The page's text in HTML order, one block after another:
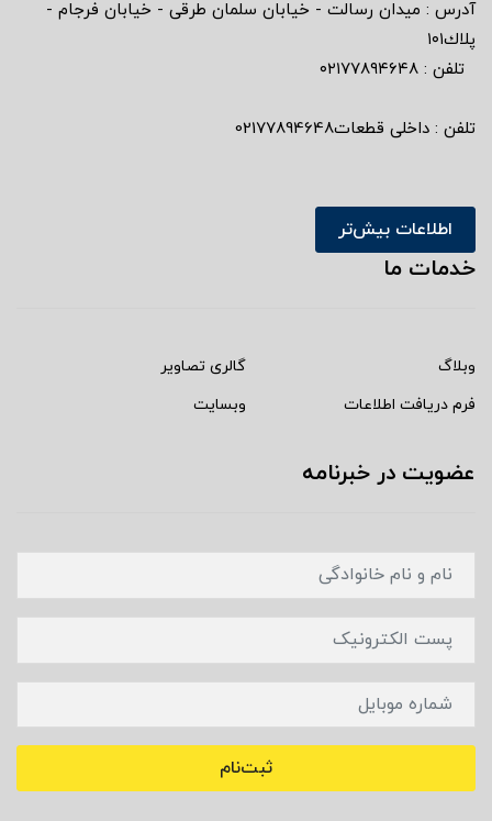
آدرس : ميدان رسالت - خيابان سلمان طرقى - خيابان فرجام -
پلاك١٠١
تلفن : ٠٢١٧٧٨٩٤٦٤٨
تلفن : داخلی قطعات02177894648
اطلاعات بیش‌تر
خدمات ما
وبلاگ
گالری تصاویر
فرم دریافت اطلاعات
وبسایت
عضویت در خبرنامه
ثبت‌نام